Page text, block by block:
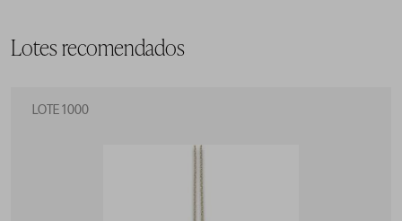
Lotes recomendados
LOTE 1000